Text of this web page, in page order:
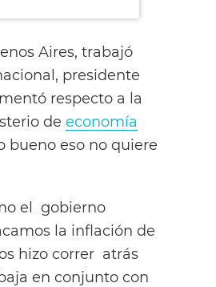
Aires, trabajó
presidente
respecto a la
de economía
bueno eso no quiere
el gobierno
la inflación de
hizo correr atrás
en conjunto con